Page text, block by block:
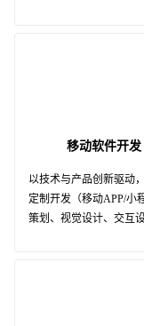
移动软件开发
以技术与产品创新驱动
定制开发（移动APP/小
策划、视觉设计、交互